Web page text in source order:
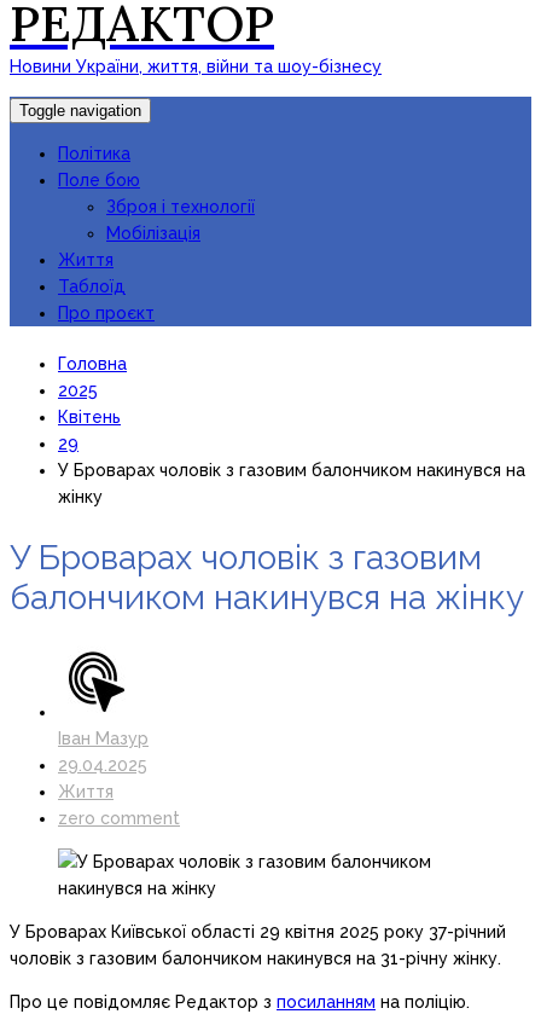
РЕДАКТОР
Новини України, життя, війни та шоу-бізнесу
Toggle navigation
Політика
Поле бою
Зброя і технології
Мобілізація
Життя
Таблоїд
Про проєкт
Головна
2025
Квітень
29
У Броварах чоловік з газовим балончиком накинувся на
жінку
У Броварах чоловік з газовим
балончиком накинувся на жінку
Іван Мазур
29.04.2025
Життя
zero comment
У Броварах Київської області 29 квітня 2025 року 37-річний
чоловік з газовим балончиком накинувся на 31-річну жінку.
Про це повідомляє Редактор з посиланням на поліцію.